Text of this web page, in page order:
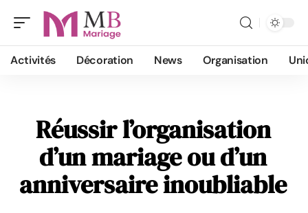
Activités Décoration News Organisation
Réussir l’organisation
d’un mariage ou d’un
anniversaire inoubliable